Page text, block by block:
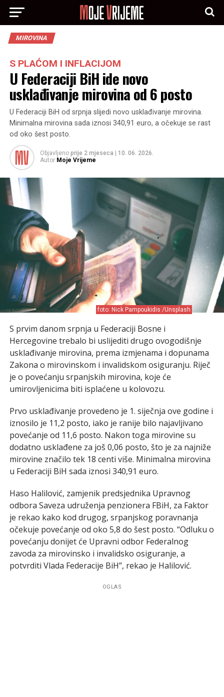
MIROVINA
S PLAĆOM I INFLACIJOM
U Federaciji BiH ide novo
usklađivanje mirovina od 6 posto
U Federaciji BiH od srpnja slijedi novo usklađivanje mirovina.
Minimalna mirovina sada iznosi 340,91 euro, a očekuje se rast
od oko šest posto.
Objavljeno prije 2 mjeseca
10. 06. 2026.
Autor Moje Vrijeme
foto: Nick Pampoukidis /Unsplash
S prvim danom srpnja u Federaciji Bosne i
Hercegovine trebalo bi uslijediti drugo ovogodišnje
usklađivanje mirovina, prema izmjenama i dopunama
Zakona o mirovinskom i invalidskom osiguranju. Riječ
je o povećanju srpanjskih mirovina, koje će
umirovljenicima biti isplaćene u kolovozu.
Prvo usklađivanje provedeno je 1. siječnja ove godine i
iznosilo je 11,2 posto, iako je ranije bilo najavljivano
povećanje od 11,6 posto. Nakon toga mirovine su
dodatno usklađene za još 0,06 posto, što je za najniže
mirovine značilo tek 18 centi više. Minimalna mirovina
u Federaciji BiH sada iznosi 340,91 euro.
Haso Halilović, zamjenik predsjednika Upravnog
odbora Saveza udruženja penzionera FBiH, za Faktor
je rekao kako kod drugog, srpanjskog poravnanja
očekuje povećanje od oko 5,8 do šest posto. “Odluku o
povećanju donijet će Upravni odbor Federalnog
zavoda za mirovinsko i invalidsko osiguranje, a
potvrditi Vlada Federacije BiH”, rekao je Halilović.
OGLAS